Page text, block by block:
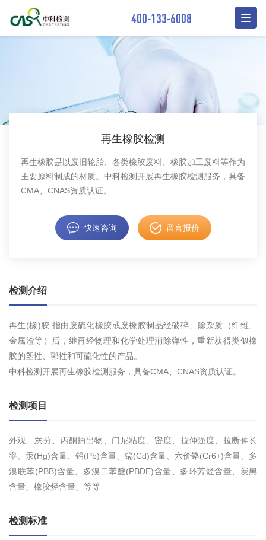
400-133-6008
再生橡胶检测
再生橡胶是以废旧轮胎、各类橡胶废料、橡胶加工废料等作为
主要原料制成的材质。中科检测开展再生橡胶检测服务，具备
CMA、CNAS资质认证。
快速咨询 留言报价
检测介绍
再生(橡)胶 指由废硫化橡胶或废橡胶制品经破碎、除杂质（纤维、
金属渣等）后，继再经物理和化学处理消除弹性，重新获得类似橡
胶的塑性、郭性和可硫化性的产品。
中科检测开展再生橡胶检测服务，具备CMA、CNAS资质认证。
检测项目
外观、灰分、丙酮抽出物、门尼粘度、密度、拉伸强度、拉断伸长
率、汞(Hg)含量、铅(Pb)含量、镉(Cd)含量、六价铬(Cr6+)含量、多
溴联苯(PBB)含量、多溴二苯醚(PBDE)含量、多环芳烃含量、炭黑
含量、橡胶烃含量、等等
检测标准